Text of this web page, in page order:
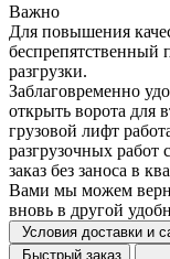
Важно
Для повышения
разгрузки.
Заблаговременно
открыть ворота для
грузовой лифт
разгрузочных работ
заказ без заноса в
Вами мы можем
вновь в другой
Условия доставки и
Быстрый заказ